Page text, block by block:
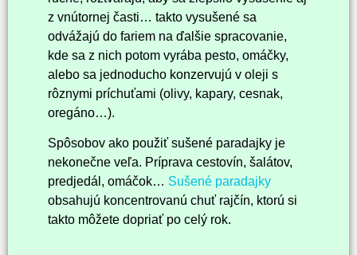
z vnútornej časti… takto vysušené sa
odvážajú do fariem na ďalšie spracovanie,
kde sa z nich potom vyrába pesto, omáčky,
alebo sa jednoducho konzervujú v oleji s
rôznymi príchuťami (olivy, kapary, cesnak,
oregáno…).
Spôsobov ako použiť sušené paradajky je
nekonečne veľa. Príprava cestovín, šalátov,
predjedál, omáčok… Sušené paradajky
obsahujú koncentrovanú chuť rajčín, ktorú si
takto môžete dopriať po celý rok.